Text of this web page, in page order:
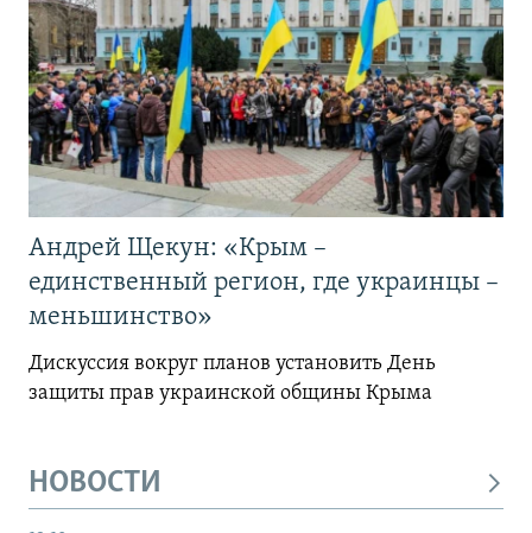
Андрей Щекун: «Крым –
единственный регион, где украинцы –
меньшинство»
Дискуссия вокруг планов установить День
защиты прав украинской общины Крыма
НОВОСТИ